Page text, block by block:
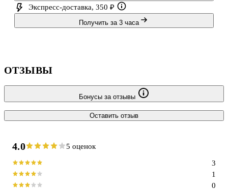
Экспресс-доставка, 350 ₽
Получить за 3 часа
ОТЗЫВЫ
Бонусы за отзывы
Оставить отзыв
4.0 5 оценок
0
1
3